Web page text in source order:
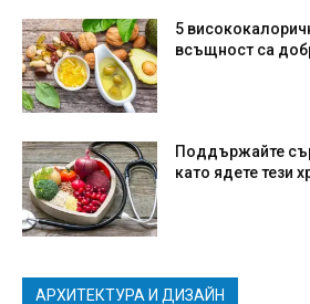
5
всъщност са
Поддържайте
като ядете тези
АРХИТЕКТУРА И ДИЗАЙН